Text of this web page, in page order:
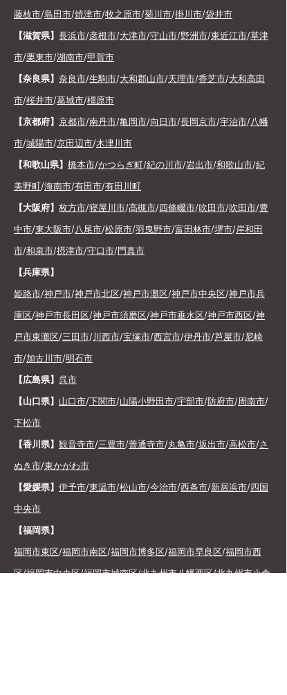
藤枝市/島田市/焼津市/牧之原市/菊川市/掛川市/袋井市
【滋賀県】 長浜市/彦根市/大津市/守山市/野洲市/東近江市/草津
市/栗東市/湖南市/甲賀市
【奈良県】 奈良市/生駒市/大和郡山市/天理市/香芝市/大和高田
市/桜井市/葛城市/橿原市
【京都府】 京都市/南丹市/亀岡市/向日市/長岡京市/宇治市/八幡
市/城陽市/京田辺市/木津川市
【和歌山県】 橋本市/かつらぎ町/紀の川市/岩出市/和歌山市/紀
美野町/海南市/有田市/有田川町
【大阪府】 枚方市/寝屋川市/高槻市/四條畷市/吹田市/吹田市/豊
中市/東大阪市/八尾市/松原市/羽曳野市/富田林市/堺市/岸和田
市/和泉市/摂津市/守口市/門真市
【兵庫県】
姫路市/神戸市/神戸市北区/神戸市灘区/神戸市中央区/神戸市兵
庫区/神戸市長田区/神戸市須磨区/神戸市垂水区/神戸市西区/神
戸市東灘区/三田市/川西市/宝塚市/西宮市/伊丹市/芦屋市/尼崎
市/加古川市/明石市
【広島県】 呉市
【山口県】 山口市/下関市/山陽小野田市/宇部市/防府市/周南市/
下松市
【香川県】 観音寺市/三豊市/善通寺市/丸亀市/坂出市/高松市/さ
ぬき市/東かがわ市
【愛媛県】 伊予市/東温市/松山市/今治市/西条市/新居浜市/四国
中央市
【福岡県】
福岡市東区/福岡市南区/福岡市博多区/福岡市早良区/福岡市西
区/福岡市中央区/福岡市城南区/北九州市八幡西区/北九州市小倉